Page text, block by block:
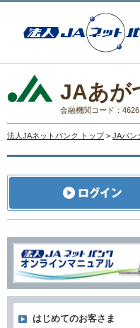
JAあが
金融機関コード：4626
法人JAネットバンク トップ > JAバン
はじめてのお客さま